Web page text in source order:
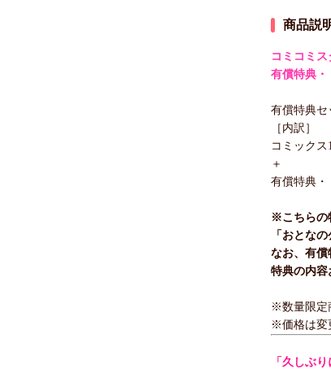
商品説
コミコミ
有償特典・
有償特典セ
［内訳］
コミック
＋
有償特典
※こちらの
「おとな
なお、有償
特典の内容
※数量限定
※価格は変
「久しぶ